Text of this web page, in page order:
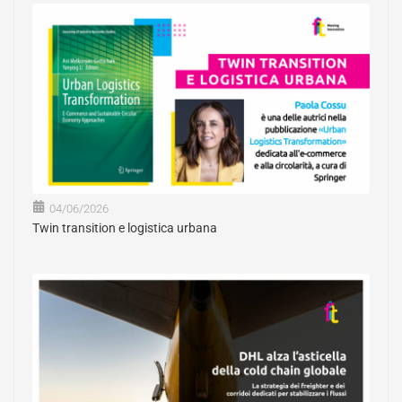
04/06/2026
Twin transition e logistica urbana